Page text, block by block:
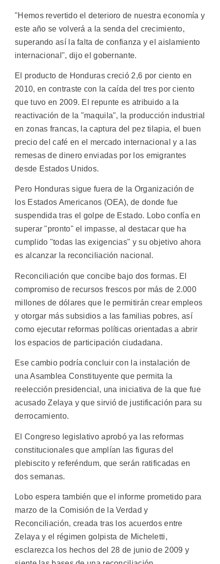
"Hemos revertido el deterioro de nuestra economía y
este año se volverá a la senda del crecimiento,
superando así la falta de confianza y el aislamiento
internacional", dijo el gobernante.
El producto de Honduras creció 2,6 por ciento en
2010, en contraste con la caída del tres por ciento
que tuvo en 2009. El repunte es atribuido a la
reactivación de la "maquila", la producción industrial
en zonas francas, la captura del pez tilapia, el buen
precio del café en el mercado internacional y a las
remesas de dinero enviadas por los emigrantes
desde Estados Unidos.
Pero Honduras sigue fuera de la Organización de
los Estados Americanos (OEA), de donde fue
suspendida tras el golpe de Estado. Lobo confía en
superar "pronto" el impasse, al destacar que ha
cumplido "todas las exigencias" y su objetivo ahora
es alcanzar la reconciliación nacional.
Reconciliación que concibe bajo dos formas. El
compromiso de recursos frescos por más de 2.000
millones de dólares que le permitirán crear empleos
y otorgar más subsidios a las familias pobres, así
como ejecutar reformas políticas orientadas a abrir
los espacios de participación ciudadana.
Ese cambio podría concluir con la instalación de
una Asamblea Constituyente que permita la
reelección presidencial, una iniciativa de la que fue
acusado Zelaya y que sirvió de justificación para su
derrocamiento.
El Congreso legislativo aprobó ya las reformas
constitucionales que amplían las figuras del
plebiscito y referéndum, que serán ratificadas en
dos semanas.
Lobo espera también que el informe prometido para
marzo de la Comisión de la Verdad y
Reconciliación, creada tras los acuerdos entre
Zelaya y el régimen golpista de Micheletti,
esclarezca los hechos del 28 de junio de 2009 y